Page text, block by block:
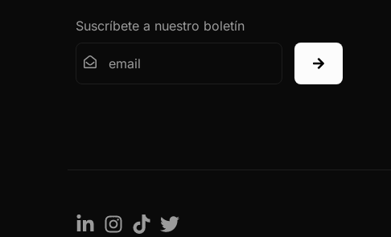
Suscríbete a nuestro boletín